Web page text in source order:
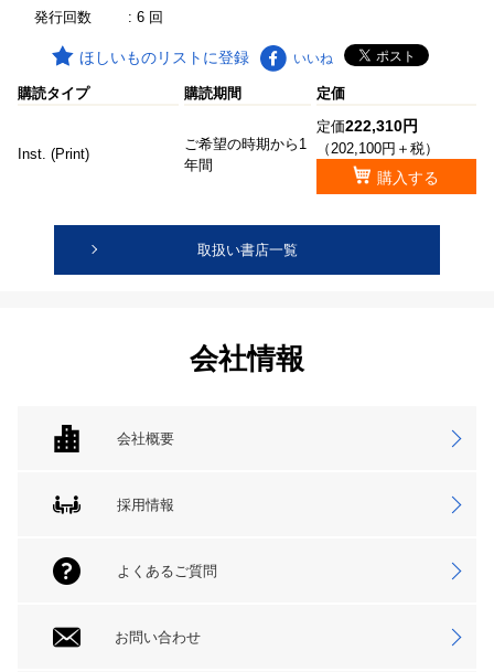
発行回数
: 6 回
ほしいものリストに登録 いいね
購読タイプ 購読期間 定価
Inst. (Print)
ご希望の時期から1
年間
定価222,310円
（202,100円＋税）
購入する
取扱い書店一覧
会社情報
会社概要
採用情報
よくあるご質問
お問い合わせ